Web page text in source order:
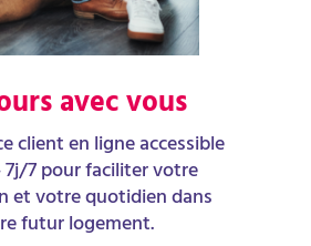
avec vous
client en ligne accessible
7 pour faciliter votre
et votre quotidien dans
futur logement.